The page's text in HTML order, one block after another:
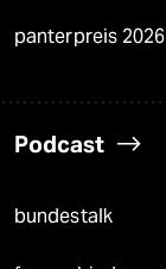
panterpreis 2026
Podcast
bundestalk